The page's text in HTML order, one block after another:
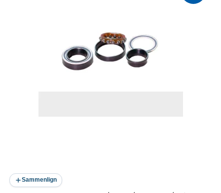
Sammenlign